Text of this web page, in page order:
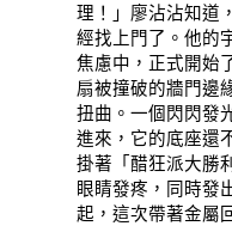
理！」廖沾沾知道
經找上門了。他的
焦慮中，正式開始
扇被撞破的牆門邊
扭曲。一個閃閃發
進來，它的底座還
掛著「醋狂派大勝
眼睛發疼，同時發
起，這次帶著金屬